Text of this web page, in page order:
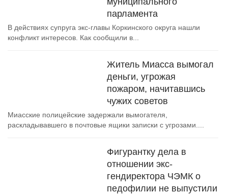
парламента
В действиях супруга экс-главы Коркинского округа нашли
конфликт интересов. Как сообщили в...
Житель Миасса вымогал
деньги, угрожая
пожаром, начитавшись
чужих советов
Миасские полицейские задержали вымогателя,
раскладывавшего в почтовые ящики записки с угрозами....
Фигурантку дела в
отношении экс-
гендиректора ЧЭМК о
педофилии не выпустили